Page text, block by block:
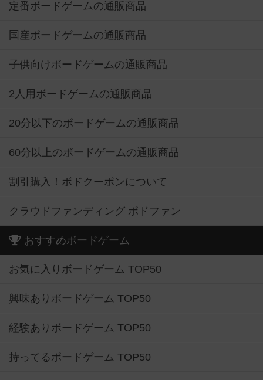
定番ボードゲームの通販商品
国産ボードゲームの通販商品
子供向けボードゲームの通販商品
2人用ボードゲームの通販商品
20分以下のボードゲームの通販商品
60分以上のボードゲームの通販商品
割引購入！ボドクーポンについて
クラウドファンディング ボドファン
おすすめボードゲーム
お気に入りボードゲーム TOP50
興味ありボードゲーム TOP50
経験ありボードゲーム TOP50
持ってるボードゲーム TOP50